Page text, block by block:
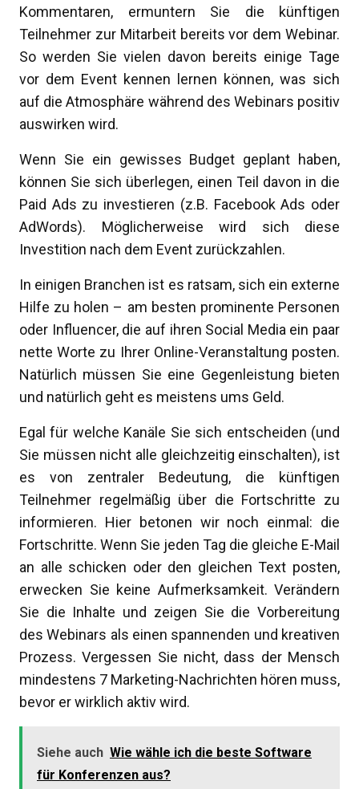
Kommentaren, ermuntern Sie die künftigen
Teilnehmer zur Mitarbeit bereits vor dem Webinar.
So werden Sie vielen davon bereits einige Tage
vor dem Event kennen lernen können, was sich
auf die Atmosphäre während des Webinars positiv
auswirken wird.
Wenn Sie ein gewisses Budget geplant haben,
können Sie sich überlegen, einen Teil davon in die
Paid Ads zu investieren (z.B. Facebook Ads oder
AdWords). Möglicherweise wird sich diese
Investition nach dem Event zurückzahlen.
In einigen Branchen ist es ratsam, sich ein externe
Hilfe zu holen – am besten prominente Personen
oder Influencer, die auf ihren Social Media ein paar
nette Worte zu Ihrer Online-Veranstaltung posten.
Natürlich müssen Sie eine Gegenleistung bieten
und natürlich geht es meistens ums Geld.
Egal für welche Kanäle Sie sich entscheiden (und
Sie müssen nicht alle gleichzeitig einschalten), ist
es von zentraler Bedeutung, die künftigen
Teilnehmer regelmäßig über die Fortschritte zu
informieren. Hier betonen wir noch einmal: die
Fortschritte. Wenn Sie jeden Tag die gleiche E-Mail
an alle schicken oder den gleichen Text posten,
erwecken Sie keine Aufmerksamkeit. Verändern
Sie die Inhalte und zeigen Sie die Vorbereitung
des Webinars als einen spannenden und kreativen
Prozess. Vergessen Sie nicht, dass der Mensch
mindestens 7 Marketing-Nachrichten hören muss,
bevor er wirklich aktiv wird.
Siehe auch Wie wähle ich die beste Software
für Konferenzen aus?